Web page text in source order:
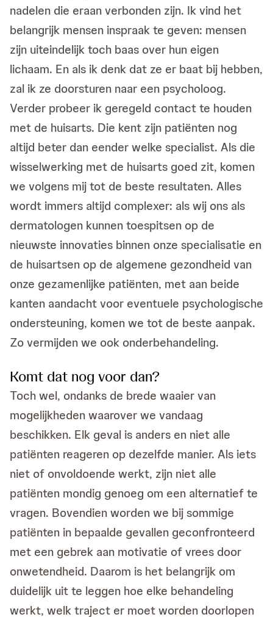
nadelen die eraan verbonden zijn. Ik vind het
belangrijk mensen inspraak te geven: mensen
zijn uiteindelijk toch baas over hun eigen
lichaam. En als ik denk dat ze er baat bij hebben,
zal ik ze doorsturen naar een psycholoog.
Verder probeer ik geregeld contact te houden
met de huisarts. Die kent zijn patiënten nog
altijd beter dan eender welke specialist. Als die
wisselwerking met de huisarts goed zit, komen
we volgens mij tot de beste resultaten. Alles
wordt immers altijd complexer: als wij ons als
dermatologen kunnen toespitsen op de
nieuwste innovaties binnen onze specialisatie en
de huisartsen op de algemene gezondheid van
onze gezamenlijke patiënten, met aan beide
kanten aandacht voor eventuele psychologische
ondersteuning, komen we tot de beste aanpak.
Zo vermijden we ook onderbehandeling.
Komt dat nog voor dan?
Toch wel, ondanks de brede waaier van
mogelijkheden waarover we vandaag
beschikken. Elk geval is anders en niet alle
patiënten reageren op dezelfde manier. Als iets
niet of onvoldoende werkt, zijn niet alle
patiënten mondig genoeg om een alternatief te
vragen. Bovendien worden we bij sommige
patiënten in bepaalde gevallen geconfronteerd
met een gebrek aan motivatie of vrees door
onwetendheid. Daarom is het belangrijk om
duidelijk uit te leggen hoe elke behandeling
werkt, welk traject er moet worden doorlopen